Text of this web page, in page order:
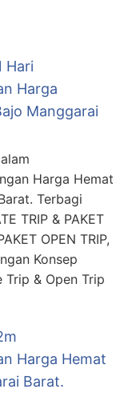
Hari
Harga
Manggarai
Harga Hemat
Terbagi
TRIP & PAKET
OPEN TRIP,
Konsep
Trip & Open Trip
Harga Hemat
Barat.